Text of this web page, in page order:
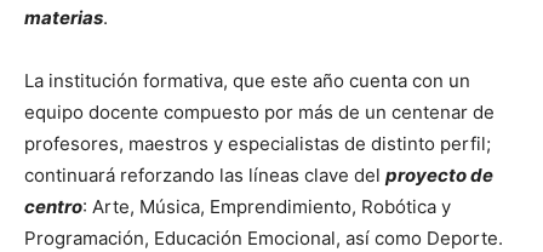
materias.
La institución formativa, que este año cuenta con un
equipo docente compuesto por más de un centenar de
profesores, maestros y especialistas de distinto perfil;
continuará reforzando las líneas clave del proyecto de
centro: Arte, Música, Emprendimiento, Robótica y
Programación, Educación Emocional, así como Deporte.